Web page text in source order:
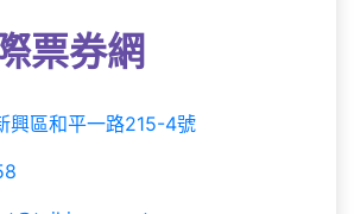
票券網
興區和平一路215-4號